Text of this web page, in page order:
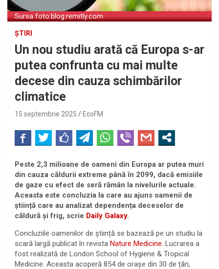
Sursa foto:blog.remitly.com
ȘTIRI
Un nou studiu arată că Europa s-ar
putea confrunta cu mai multe
decese din cauza schimbărilor
climatice
15 septembrie 2025 EcoFM
Peste 2,3 milioane de oameni din Europa ar putea muri
din cauza căldurii extreme până în 2099, dacă emisiile
de gaze cu efect de seră rămân la nivelurile actuale.
Aceasta este concluzia la care au ajuns oamenii de
știință care au analizat dependența deceselor de
căldură și frig, scrie Daily Galaxy.
Concluziile oamenilor de știință se bazează pe un studiu la
scară largă publicat în revista Nature Medicine . Lucrarea a
fost realizată de London School of Hygiene & Tropical
Medicine. Aceasta acoperă 854 de orașe din 30 de țări,